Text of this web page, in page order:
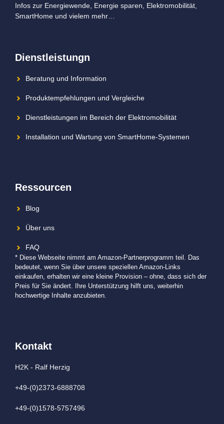
Infos zur Energiewende, Energie sparen, Elektromobilität,
SmartHome und vielem mehr…
Dienstleistungn
Beratung und Information
Produktempfehlungen und Vergleiche
Dienstleistungen im Bereich der Elektromobilität
Installation und Wartung von SmartHome-Systemen
Ressourcen
Blog
Über uns
FAQ
* Diese Webseite nimmt am Amazon-Partnerprogramm teil. Das
bedeutet, wenn Sie über unsere speziellen Amazon-Links
einkaufen, erhalten wir eine kleine Provision – ohne, dass sich der
Preis für Sie ändert. Ihre Unterstützung hilft uns, weiterhin
hochwertige Inhalte anzubieten.
Kontakt
H2K - Ralf Herzig
+49-(0)2373-6888708
+49-(0)1578-5757496